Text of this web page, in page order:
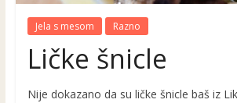
Jela s mesom Razno
Ličke šnicle
Nije dokazano da su ličke šnicle baš iz